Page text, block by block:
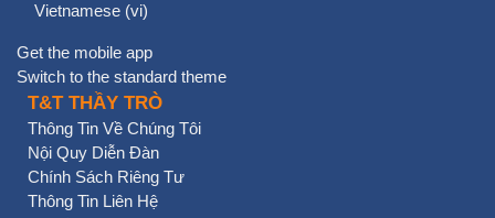
Vietnamese ‎(vi)‎
Get the mobile app
Switch to the standard theme
T&T THẦY TRÒ
Thông Tin Về Chúng Tôi
Nội Quy Diễn Đàn
Chính Sách Riêng Tư
Thông Tin Liên Hệ